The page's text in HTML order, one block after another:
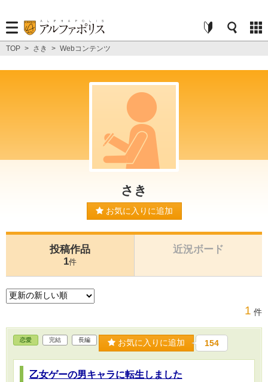
TOP > さき > Webコンテンツ
さき
お気に入りに追加
投稿作品
1件
近況ボード
1 件
恋愛 完結 長編 お気に入りに追加 154
乙女ゲーの男キャラに転生しました